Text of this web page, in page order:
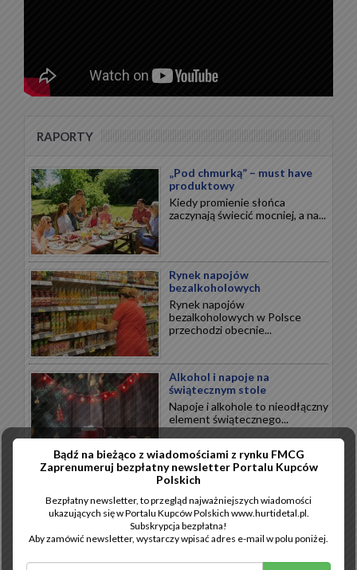
RAPORTY
„Pod chmurką” – must have
produktowy
Kiedy promienie słońca
zaczynają świecić mocniej, a na...
Rynek napojów
bezalkoholowych
Rynek napojów
bezalkoholowych w Polsce
przechodzi obecnie...
Alkohol i napoje na
świątecznym stole
Napoje i alkohole to nieodłączny
element świątecznego...
Wytrawne święta
Święta Bożego Narodzenia to
przede wszystkim wytrawne
smaki...
Bądź na bieżąco z wiadomościami z rynku FMCG
Zaprenumeruj bezpłatny newsletter Portalu Kupców
Polskich
Bezpłatny newsletter, to przegląd najważniejszych wiadomości
ukazujących się w Portalu Kupców Polskich www.hurtidetal.pl.
Subskrypcja bezpłatna!
Aby zamówić newsletter, wystarczy wpisać adres e-mail w polu poniżej.